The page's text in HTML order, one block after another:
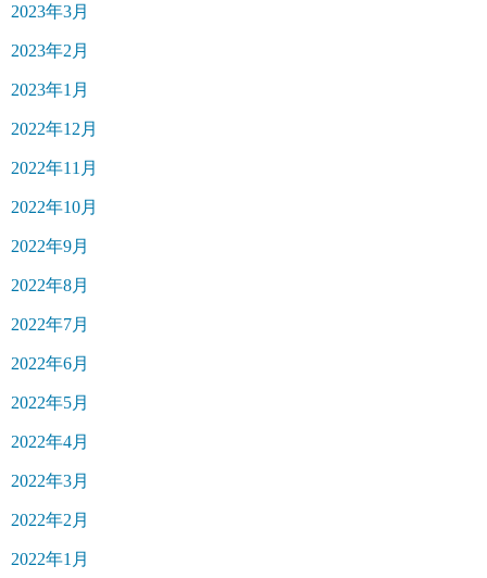
2023年3月
2023年2月
2023年1月
2022年12月
2022年11月
2022年10月
2022年9月
2022年8月
2022年7月
2022年6月
2022年5月
2022年4月
2022年3月
2022年2月
2022年1月